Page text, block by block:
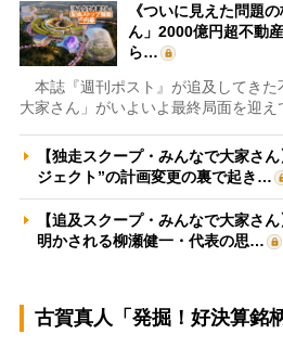
《ついに見えた問題
ん」2000億円超不動
ら…
本誌『週刊ポスト』が追及してきた
大家さん」がいよいよ最終局面を迎え
【独走スクープ・みんなで大家さ
ジェクト”の計画変更の裏で起き…
【追及スクープ・みんなで大家さ
明かされる柳瀬健一・代表の思…
古賀真人「発掘！好決算銘柄